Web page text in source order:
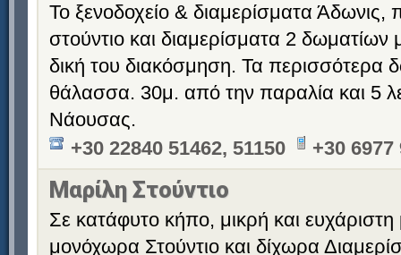
Το ξενοδοχείο & διαμερίσματα
στούντιο και διαμερίσματα 2 δωματίων
δική του διακόσμηση. Τα περισσότερα
θάλασσα. 30μ. από την παραλία και 5
Νάουσας.
+30 22840 51462, 51150
+30 6977
Μαρίλη Στούντιο
Σε κατάφυτο κήπο, μικρή και
μονόχωρα Στούντιο και δίχωρα